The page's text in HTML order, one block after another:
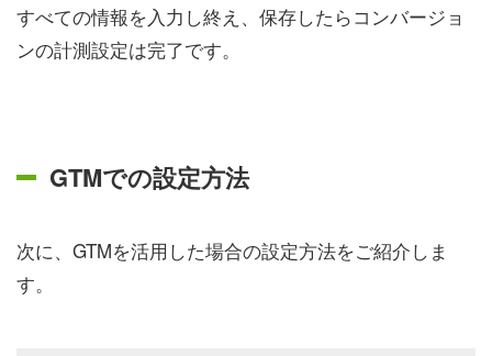
すべての情報を入力し終え、保存したらコンバージョ
ンの計測設定は完了です。
GTMでの設定方法
次に、GTMを活用した場合の設定方法をご紹介しま
す。